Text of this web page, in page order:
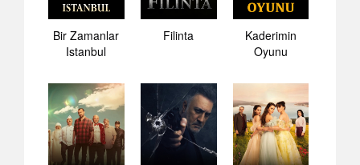
Bir Zamanlar
Istanbul
Filinta
Kaderimin
Oyunu